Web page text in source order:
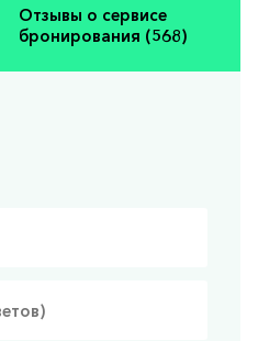
Отзывы о сервисе
бронирования (568)